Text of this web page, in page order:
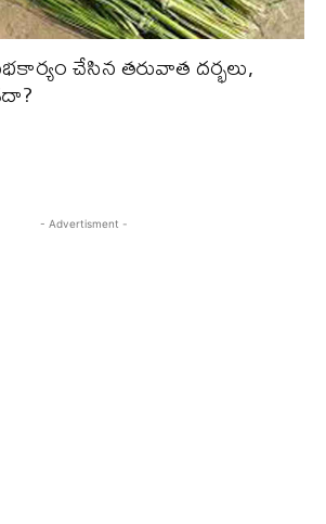
చేసిన తరువాత దర్భలు,
- Advertisment -